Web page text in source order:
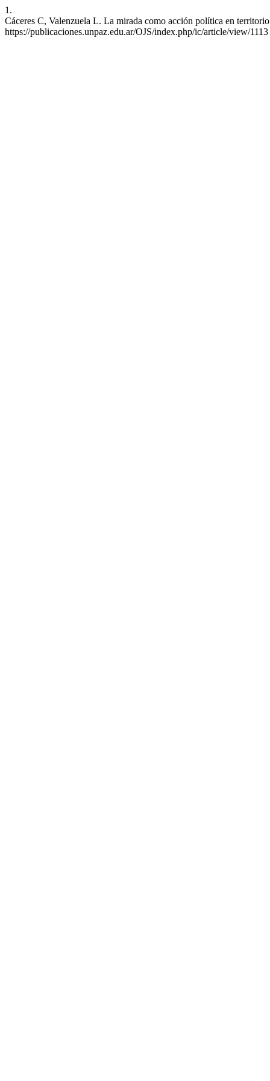
1.
Cáceres C, Valenzuela L. La mirada como acción política en
https://publicaciones.unpaz.edu.ar/OJS/index.php/ic/article/view/1113